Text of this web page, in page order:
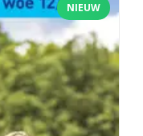
NIEUW